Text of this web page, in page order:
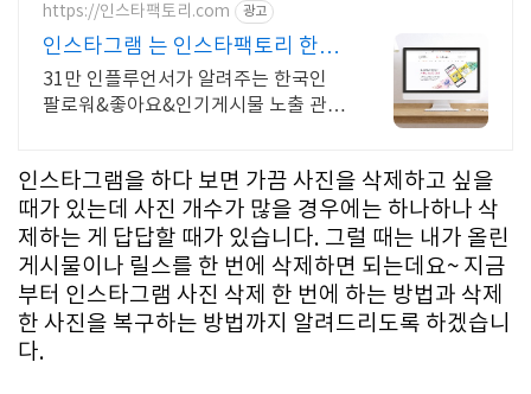
증거감정
https://인스타팩토리.com 광고
인스타그램 는 인스타팩토리 한국
인 실제 유저, 타겟가능
31만 인플루언서가 알려주는 한국인
팔로워&좋아요&인기게시물 노출 관리
인스타그램을 하다 보면 가끔 사진을 삭제하고 싶을
때가 있는데 사진 개수가 많을 경우에는 하나하나 삭
제하는 게 답답할 때가 있습니다. 그럴 때는 내가 올린
게시물이나 릴스를 한 번에 삭제하면 되는데요~ 지금
부터 인스타그램 사진 삭제 한 번에 하는 방법과 삭제
한 사진을 복구하는 방법까지 알려드리도록 하겠습니
다.